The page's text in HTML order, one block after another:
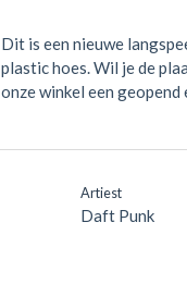
Dit is een nieuwe
plastic hoes. Wil je de
onze winkel een geopend
Artiest
Daft Punk